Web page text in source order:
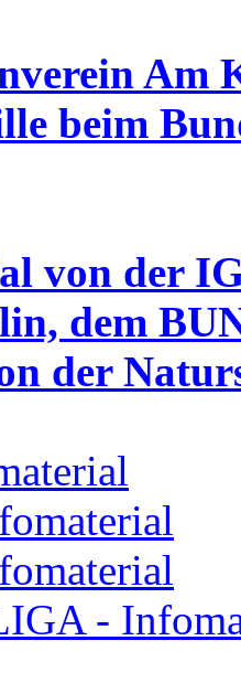
Am
beim
von der
dem
der
-